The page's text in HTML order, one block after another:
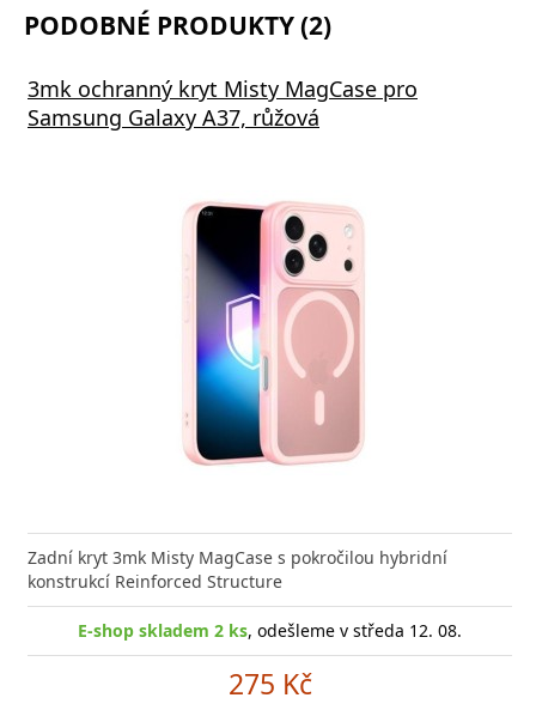
PODOBNÉ PRODUKTY (2)
3mk ochranný kryt Misty MagCase pro
Samsung Galaxy A37, růžová
Zadní kryt 3mk Misty MagCase s pokročilou hybridní
konstrukcí Reinforced Structure
E-shop skladem 2 ks, odešleme v středa 12. 08.
275 Kč